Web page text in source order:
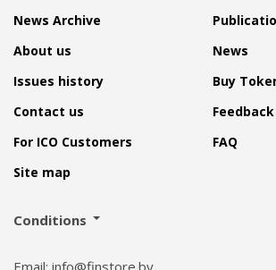
News Archive
About us
News
Issues history
Buy
Contact us
Feedback
For ICO Customers
FAQ
Site map
Conditions